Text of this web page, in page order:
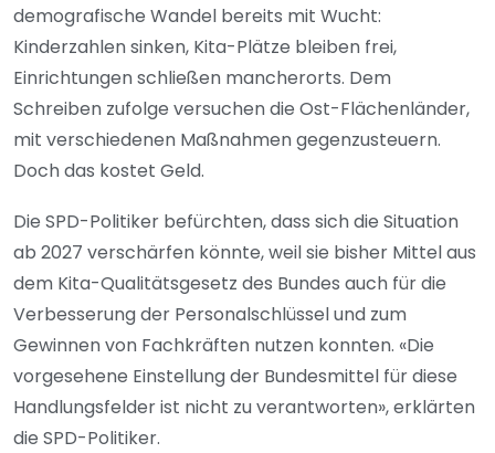
demografische Wandel bereits mit Wucht:
Kinderzahlen sinken, Kita-Plätze bleiben frei,
Einrichtungen schließen mancherorts. Dem
Schreiben zufolge versuchen die Ost-Flächenländer,
mit verschiedenen Maßnahmen gegenzusteuern.
Doch das kostet Geld.
Die SPD-Politiker befürchten, dass sich die Situation
ab 2027 verschärfen könnte, weil sie bisher Mittel aus
dem Kita-Qualitätsgesetz des Bundes auch für die
Verbesserung der Personalschlüssel und zum
Gewinnen von Fachkräften nutzen konnten. «Die
vorgesehene Einstellung der Bundesmittel für diese
Handlungsfelder ist nicht zu verantworten», erklärten
die SPD-Politiker.